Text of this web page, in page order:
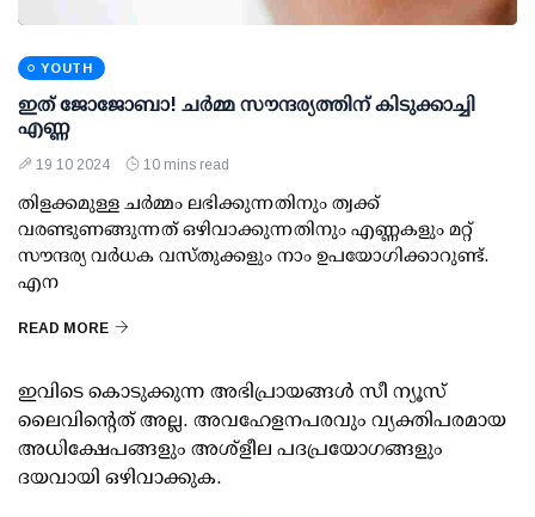
YOUTH
ഇത് ജോജോബാ! ചര്‍മ്മ സൗന്ദര്യത്തിന് കിടുക്കാച്ചി
എണ്ണ
19 10 2024 10 mins read
തിളക്കമുള്ള ചര്‍മ്മം ലഭിക്കുന്നതിനും ത്വക്ക്
വരണ്ടുണങ്ങുന്നത് ഒഴിവാക്കുന്നതിനും എണ്ണകളും മറ്റ്
സൗന്ദര്യ വര്‍ധക വസ്തുക്കളും നാം ഉപയോഗിക്കാറുണ്ട്.
എന
READ MORE
ഇവിടെ കൊടുക്കുന്ന അഭിപ്രായങ്ങള്‍ സീ ന്യൂസ്
ലൈവിന്റെത് അല്ല. അവഹേളനപരവും വ്യക്തിപരമായ
അധിക്ഷേപങ്ങളും അശ്‌ളീല പദപ്രയോഗങ്ങളും
ദയവായി ഒഴിവാക്കുക.